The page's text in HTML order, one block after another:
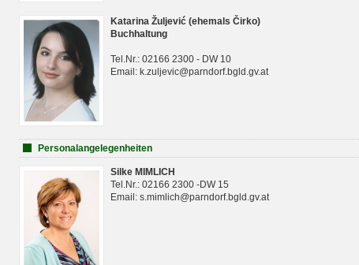
Katarina Žuljević (ehemals Čirko)
Buchhaltung
Tel.Nr.: 02166 2300 - DW 10
Email: k.zuljevic@parndorf.bgld.gv.at
Personalangelegenheiten
Silke MIMLICH
Tel.Nr.: 02166 2300 -DW 15
Email: s.mimlich@parndorf.bgld.gv.at